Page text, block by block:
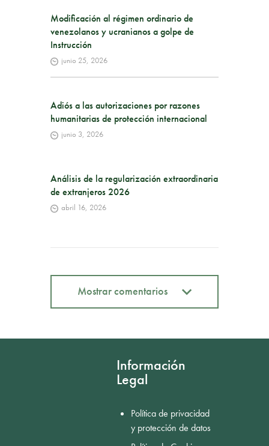
Modificación al régimen ordinario de
venezolanos y ucranianos a golpe de
Instrucción
junio 25, 2026
Adiós a las autorizaciones por razones
humanitarias de protección internacional
junio 3, 2026
Análisis de la regularización extraordinaria
de extranjeros 2026
abril 16, 2026
Mostrar comentarios
Información
Legal
Política de privacidad
y protección de datos